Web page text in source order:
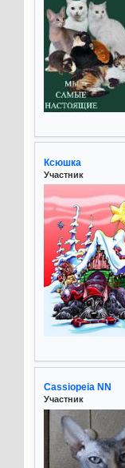
Ксюшка
Участник
Cassiopeia NN
Участник